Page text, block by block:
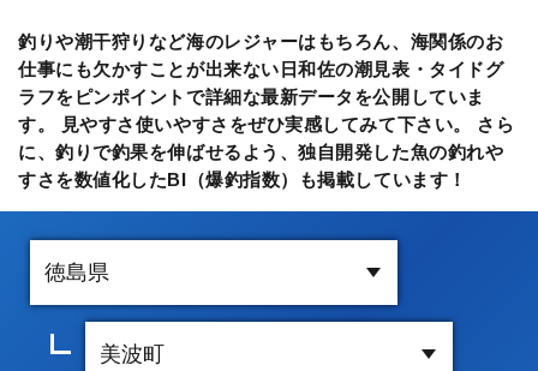
釣りや潮干狩りなど海のレジャーはもちろん、海関係のお
仕事にも欠かすことが出来ない日和佐の潮見表・タイドグ
ラフをピンポイントで詳細な最新データを公開していま
す。 見やすさ使いやすさをぜひ実感してみて下さい。 さら
に、釣りで釣果を伸ばせるよう、独自開発した魚の釣れや
すさを数値化したBI（爆釣指数）も掲載しています！